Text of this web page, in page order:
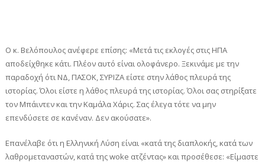
Ο κ. Βελόπουλος ανέφερε επίσης: «Μετά τις εκλογές στις ΗΠΑ
αποδείχθηκε κάτι. Πλέον αυτό είναι ολοφάνερο. Ξεκινάμε με την
παραδοχή ότι ΝΔ, ΠΑΣΟΚ, ΣΥΡΙΖΑ είστε στην λάθος πλευρά της
ιστορίας. Όλοι είστε η λάθος πλευρά της ιστορίας. Όλοι σας στηρίξατε
τον Μπάιντεν και την Καμάλα Χάρις. Σας έλεγα τότε να μην
επενδύσετε σε κανέναν. Δεν ακούσατε».
Επανέλαβε ότι η Ελληνική Λύση είναι «κατά της διαπλοκής, κατά των
λαθρομεταναστών, κατά της woke ατζέντας» και προσέθεσε: «Είμαστε